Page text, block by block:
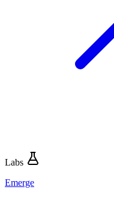
Labs
Emerge